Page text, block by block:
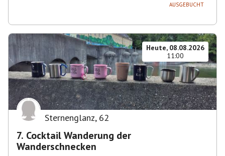
AUSGEBUCHT
Heute, 08.08.2026
11:00
Sternenglanz, 62
7. Cocktail Wanderung der
Wanderschnecken